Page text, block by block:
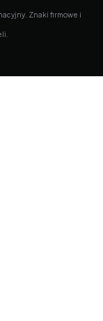
Znaki firmowe i